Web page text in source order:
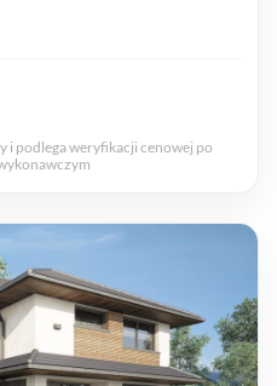
i podlega weryfikacji cenowej po